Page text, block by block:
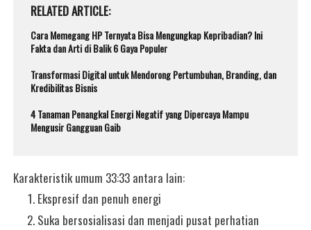
RELATED ARTICLE
Cara Memegang HP Ternyata Bisa Mengungkap Kepribadian? Ini
Fakta dan Arti di Balik 6 Gaya Populer
Transformasi Digital untuk Mendorong Pertumbuhan, Branding, dan
Kredibilitas Bisnis
4 Tanaman Penangkal Energi Negatif yang Dipercaya Mampu
Mengusir Gangguan Gaib
Karakteristik umum 33:33 antara lain:
Ekspresif dan penuh energi
Suka bersosialisasi dan menjadi pusat perhatian